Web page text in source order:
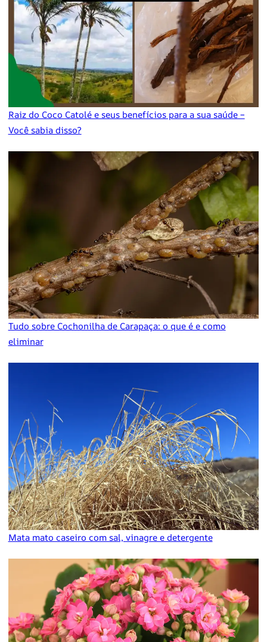
Raiz do Coco Catolé e seus benefícios para a sua saúde –
Você sabia disso?
Tudo sobre Cochonilha de Carapaça: o que é e como
eliminar
Mata mato caseiro com sal, vinagre e detergente